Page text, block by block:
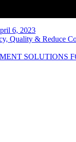
6, 2023
Quality & Reduce
SOLUTIONS